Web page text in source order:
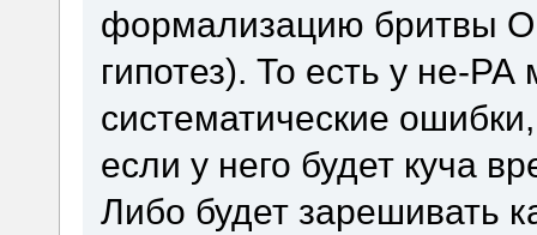
формализацию бритвы
гипотез). То есть у не-
систематические
если у него будет куча
Либо будет зарешивать